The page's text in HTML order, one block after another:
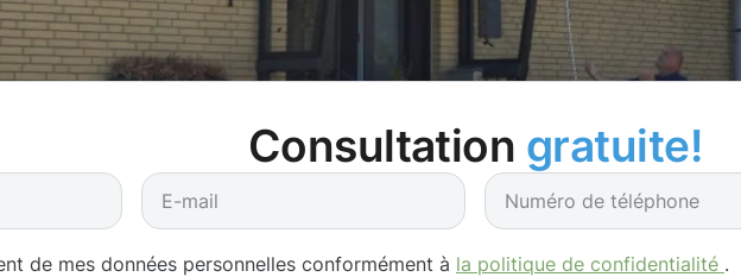
Consultation gratuite!
de mes données personnelles conformément à la politique de confidentialité .